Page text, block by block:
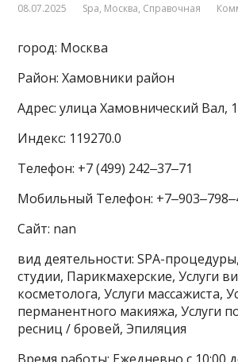
08.07.2025 Spa, Москва, Справочная
город: Москва
Район: Хамовники район
Адрес: улица Хамовнический Вал,
Индекс: 119270.0
Телефон: +7 (499) 242‒37‒71
Мобильный Телефон:
Сайт: nan
вид деятельности: SPA-
студии, Парикмахерские, Услуги
косметолога, Услуги массажиста,
перманентного макияжа, Услуги
ресниц / бровей, Эпиляция